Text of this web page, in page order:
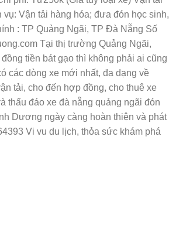
Vận tải hàng hóa; đưa đón học sinh,
: TP Quảng Ngãi, TP Đà Nẵng Số
Tại thị trường Quảng Ngãi,
tiền bát gạo thì không phải ai cũng
các dòng xe mới nhất, đa dạng về
tải, cho đến hợp đồng, cho thuê xe
thấu đáo xe đà nẵng quảng ngãi đón
Dương ngày càng hoàn thiện và phát
Vi vu du lịch, thỏa sức khám phá